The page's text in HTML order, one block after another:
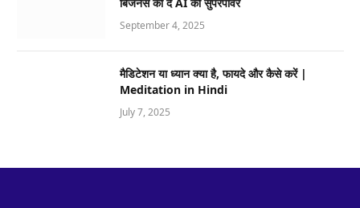
September 4, 2025
मैडिटेशन या ध्यान क्या है, फायदे और कैसे करें |
Meditation in Hindi
July 7, 2025